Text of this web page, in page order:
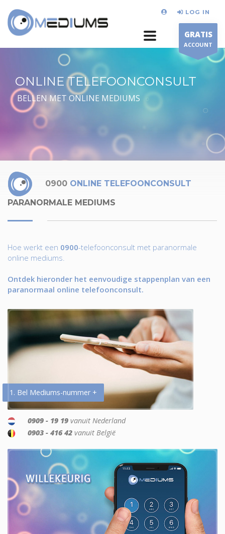
LOG IN
GRATIS
ACCOUNT
ONLINE TELEFOONCONSULT
BELLEN MET ONLINE MEDIUMS
0900 ONLINE TELEFOONCONSULT
PARANORMALE MEDIUMS
Hoe werkt een 0900-telefoonconsult met paranormale
online mediums.
Ontdek hieronder het eenvoudige stappenplan van een
paranormaal online telefoonconsult.
1. Bel Mediums-nummer +
0909 - 19 19 vanuit Nederland
0903 - 416 42 vanuit België